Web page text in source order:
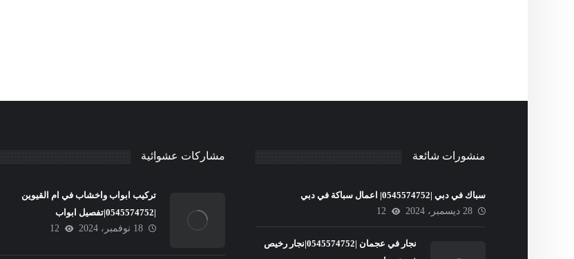
منشورات شائعة
سباك في دبي |0545574752| اعمال سباكة في دبي
28 ديسمبر، 2024
12
نجار في عجمان |0545574752|نجار رخيص
مشاركات عشوائية
تركيب ابواب واخشاب في ام القيوين
|0545574752|تفصيل ابواب
18 نوفمبر، 2024
12